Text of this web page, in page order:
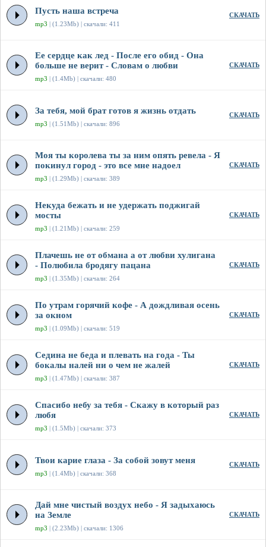
Пусть наша встреча
mp3 | (1.23Mb) | скачали: 411
СКАЧАТЬ
Ее сердце как лед - После его обид - Она
больше не верит - Словам о любви
mp3 | (1.4Mb) | скачали: 480
СКАЧАТЬ
За тебя, мой брат готов я жизнь отдать
mp3 | (1.51Mb) | скачали: 896
СКАЧАТЬ
Моя ты королева ты за ним опять ревела - Я
покинул город - это все мне надоел
mp3 | (1.29Mb) | скачали: 389
СКАЧАТЬ
Некуда бежать и не удержать поджигай
мосты
mp3 | (1.21Mb) | скачали: 259
СКАЧАТЬ
Плачешь не от обмана а от любви хулигана
- Полюбила бродягу пацана
mp3 | (1.35Mb) | скачали: 264
СКАЧАТЬ
По утрам горячий кофе - А дождливая осень
за окном
mp3 | (1.09Mb) | скачали: 519
СКАЧАТЬ
Седина не беда и плевать на года - Ты
бокалы налей ни о чем не жалей
mp3 | (1.47Mb) | скачали: 387
СКАЧАТЬ
Спасибо небу за тебя - Скажу в который раз
любя
mp3 | (1.5Mb) | скачали: 373
СКАЧАТЬ
Твои карие глаза - За собой зовут меня
mp3 | (1.4Mb) | скачали: 368
СКАЧАТЬ
Дай мне чистый воздух небо - Я задыхаюсь
на Земле
mp3 | (2.23Mb) | скачали: 1306
СКАЧАТЬ